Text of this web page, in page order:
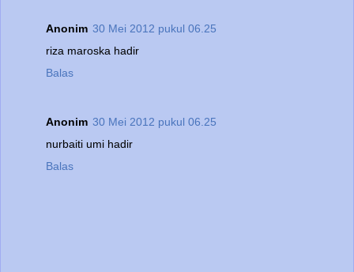
Anonim 30 Mei 2012 pukul 06.25
riza maroska hadir
Balas
Anonim 30 Mei 2012 pukul 06.25
nurbaiti umi hadir
Balas